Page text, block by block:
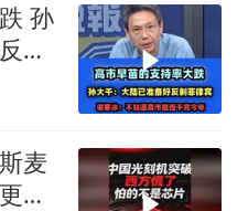
孙
制
麦